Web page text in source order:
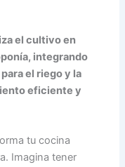
el cultivo en
integrando
el riego y la
eficiente y
tu cocina
Imagina tener